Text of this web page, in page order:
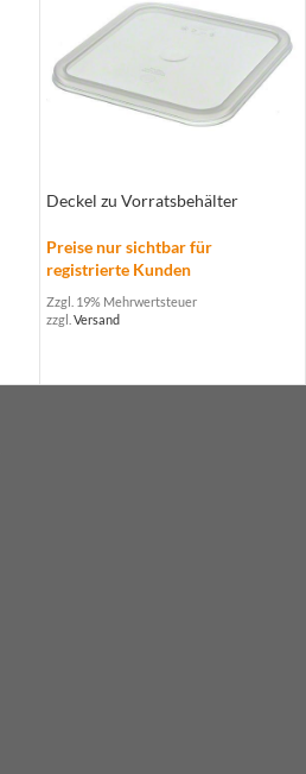
Deckel zu Vorratsbehälter
Preise nur sichtbar für
registrierte Kunden
Zzgl. 19% Mehrwertsteuer
zzgl. Versand